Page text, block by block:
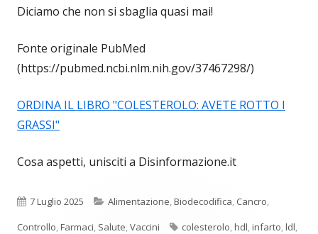
Diciamo che non si sbaglia quasi mai!
Fonte originale PubMed
(https://pubmed.ncbi.nlm.nih.gov/37467298/)
ORDINA IL LIBRO "COLESTEROLO: AVETE ROTTO I
GRASSI"
Cosa aspetti, unisciti a Disinformazione.it
Pubblicato
7 Luglio 2025 Categorie
Alimentazione Biodecodifica Cancro
Controllo Farmaci Salute Vaccini Tag
colesterolo hdl infarto ldl